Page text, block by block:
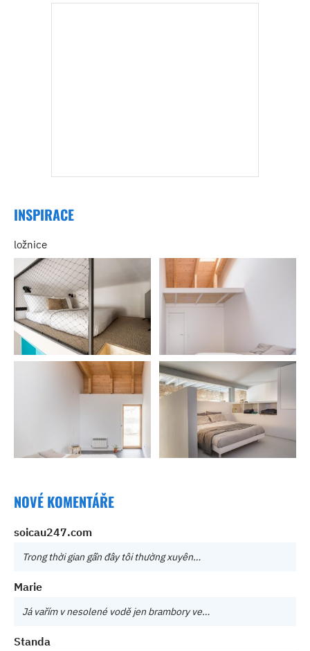
INSPIRACE
ložnice
NOVÉ KOMENTÁŘE
soicau247.com
Trong thời gian gần đây tôi thường xuyên…
Marie
Já vařím v nesolené vodě jen brambory ve…
Standa